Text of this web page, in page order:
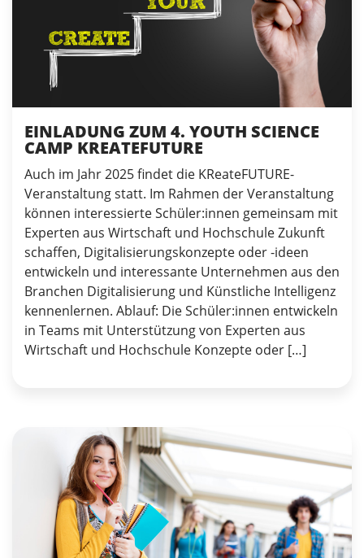
EINLADUNG ZUM 4. YOUTH SCIENCE
CAMP KREATEFUTURE
Auch im Jahr 2025 findet die KReateFUTURE-
Veranstaltung statt. Im Rahmen der Veranstaltung
können interessierte Schüler:innen gemeinsam mit
Experten aus Wirtschaft und Hochschule Zukunft
schaffen, Digitalisierungskonzepte oder -ideen
entwickeln und interessante Unternehmen aus den
Branchen Digitalisierung und Künstliche Intelligenz
kennenlernen. Ablauf: Die Schüler:innen entwickeln
in Teams mit Unterstützung von Experten aus
Wirtschaft und Hochschule Konzepte oder […]